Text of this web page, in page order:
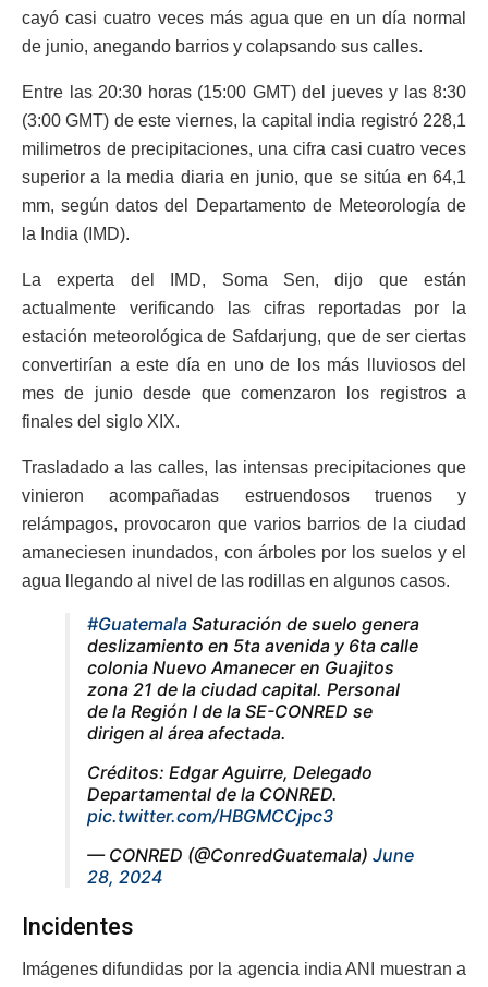
cayó casi cuatro veces más agua que en un día normal
de junio, anegando barrios y colapsando sus calles.
Entre las 20:30 horas (15:00 GMT) del jueves y las 8:30
(3:00 GMT) de este viernes, la capital india registró 228,1
milimetros de precipitaciones, una cifra casi cuatro veces
superior a la media diaria en junio, que se sitúa en 64,1
mm, según datos del Departamento de Meteorología de
la India (IMD).
La experta del IMD, Soma Sen, dijo que están
actualmente verificando las cifras reportadas por la
estación meteorológica de Safdarjung, que de ser ciertas
convertirían a este día en uno de los más lluviosos del
mes de junio desde que comenzaron los registros a
finales del siglo XIX.
Trasladado a las calles, las intensas precipitaciones que
vinieron acompañadas estruendosos truenos y
relámpagos, provocaron que varios barrios de la ciudad
amaneciesen inundados, con árboles por los suelos y el
agua llegando al nivel de las rodillas en algunos casos.
#Guatemala Saturación de suelo genera
deslizamiento en 5ta avenida y 6ta calle
colonia Nuevo Amanecer en Guajitos
zona 21 de la ciudad capital. Personal
de la Región I de la SE-CONRED se
dirigen al área afectada.
Créditos: Edgar Aguirre, Delegado
Departamental de la CONRED.
pic.twitter.com/HBGMCCjpc3
— CONRED (@ConredGuatemala) June
28, 2024
Incidentes
Imágenes difundidas por la agencia india ANI muestran a